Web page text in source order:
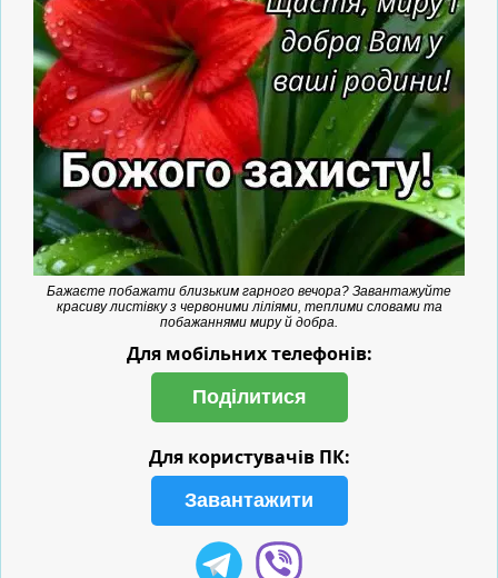
Бажаєте побажати близьким гарного вечора? Завантажуйте
красиву листівку з червоними ліліями, теплими словами та
побажаннями миру й добра.
Для мобільних телефонів:
Поділитися
Для користувачів ПК:
Завантажити